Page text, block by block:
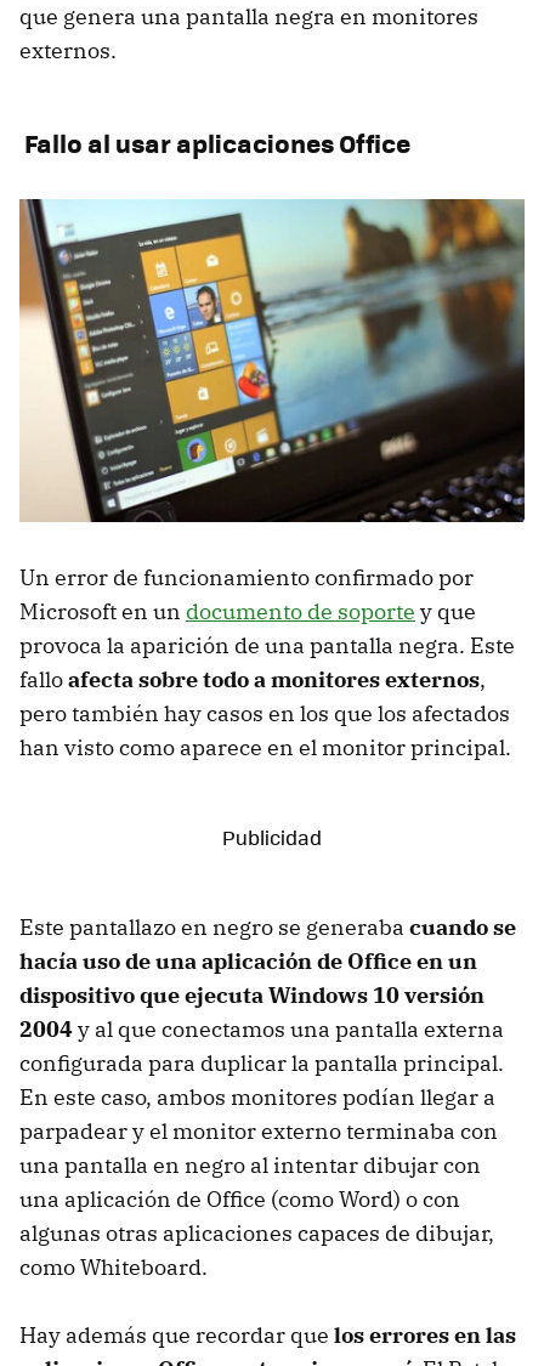
que genera una pantalla negra en monitores
externos.
Fallo al usar aplicaciones Office
Un error de funcionamiento confirmado por
Microsoft en un documento de soporte y que
provoca la aparición de una pantalla negra. Este
falloafecta sobre todo a monitores externos,
pero también hay casos en los que los afectados
han visto como aparece en el monitor principal.
Este pantallazo en negro se generaba cuando se
hacía uso de una aplicación de Office en un
dispositivo que ejecuta Windows 10 versión
2004y al que conectamos una pantalla externa
configurada para duplicar la pantalla principal.
En este caso, ambos monitores podían llegar a
parpadear y el monitor externo terminaba con
una pantalla en negro al intentar dibujar con
una aplicación de Office (como Word) o con
algunas otras aplicaciones capaces de dibujar,
como Whiteboard.
Hay además que recordar que los errores en las